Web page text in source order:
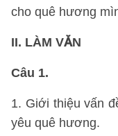
cho quê hương
II. LÀM VĂN
Câu 1.
1. Giới thiệu vấn
yêu quê hương.